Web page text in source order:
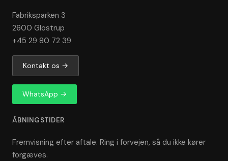
Fabriksparken 3
2600 Glostrup
+45 29 80 72 39
Kontakt os →
WhatsApp →
ÅBNINGSTIDER
Fremvisning efter aftale. Ring i forvejen, så du ikke kører
forgæves.